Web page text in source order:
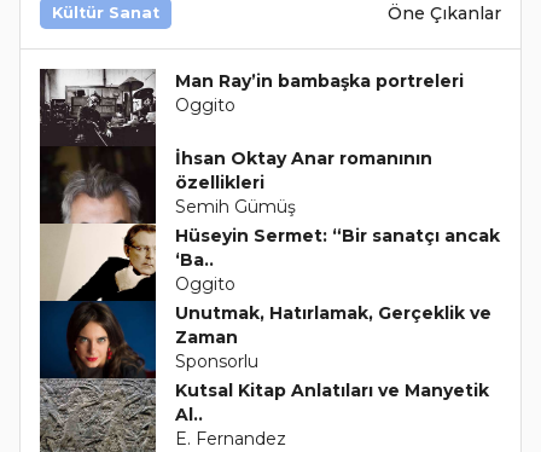
Kültür Sanat Öne Çıkanlar
Man Ray’in bambaşka portreleri
Oggito
İhsan Oktay Anar romanının
özellikleri
Semih Gümüş
Hüseyin Sermet: “Bir sanatçı ancak
‘Ba..
Oggito
Unutmak, Hatırlamak, Gerçeklik ve
Zaman
Sponsorlu
Kutsal Kitap Anlatıları ve Manyetik
Al..
E. Fernandez